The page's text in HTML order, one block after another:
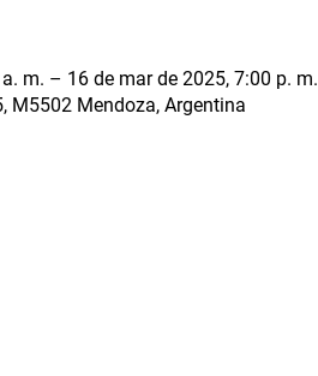
m. – 16 de mar de 2025, 7:00 p. m.
M5502 Mendoza, Argentina